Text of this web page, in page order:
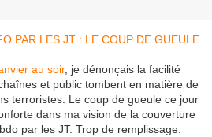
au soir, je dénonçais la facilité
et public tombent en matière de
terroristes. Le coup de gueule ce jour
dans ma vision de la couverture
par les JT. Trop de remplissage.